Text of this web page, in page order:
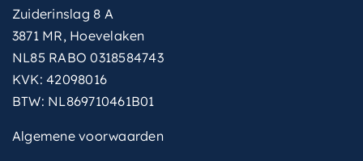
Zuiderinslag 8 A
3871 MR, Hoevelaken
NL85 RABO 0318584743
KVK: 42098016
BTW: NL869710461B01
Algemene voorwaarden